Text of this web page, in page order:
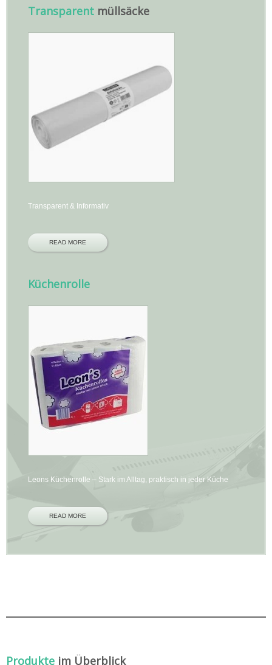
Transparent müllsäcke
Transparent & Informativ
READ MORE
Küchenrolle
Leons Küchenrolle – Stark im Alltag, praktisch in jeder Küche
READ MORE
Produkte im Überblick